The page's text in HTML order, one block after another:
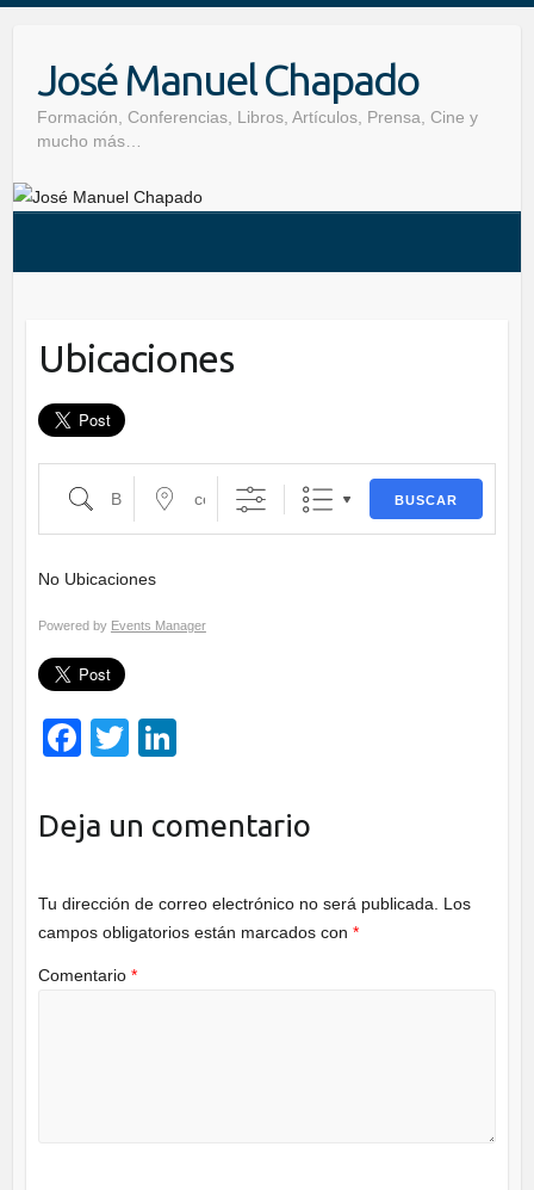
José Manuel Chapado
Formación, Conferencias, Libros, Artículos, Prensa, Cine y
mucho más…
Ubicaciones
Buscar cerca... BUSCAR
Locations?
No Ubicaciones
Powered by Events Manager
F
c
e
b
o
o
T
tt
k
dI
n
Deja un comentario
Tu dirección de correo electrónico no será publicada. Los
campos obligatorios están marcados con *
Comentario *